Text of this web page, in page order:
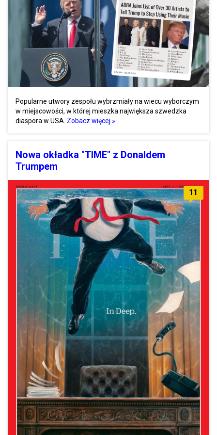
Popularne utwory zespołu wybrzmiały na wiecu wyborczym
w miejscowości, w której mieszka największa szwedzka
diaspora w USA. Zobacz więcej »
Nowa okładka "TIME" z Donaldem
Trumpem
11